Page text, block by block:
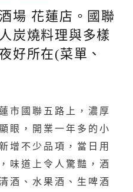
場 花蓮店。國聯
炭燒料理與多樣
好所在(菜單、
市國聯五路上，濃厚
眼，開業一年多的小
增不少品項，當日用
味道上令人驚豔，酒
酒、水果酒、生啤酒